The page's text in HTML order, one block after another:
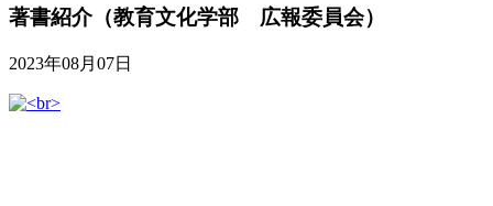
著書紹介（教育文化学部 広報委員会）
2023年08月07日